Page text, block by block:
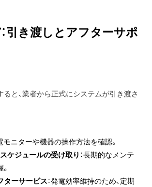
引き渡しとアフターサポ
と、業者から正式にシステムが引き渡さ
モニターや機器の操作方法を確認。
ケジュールの受け取り ：長期的なメンテ
ターサービス：発電効率維持のため、定期